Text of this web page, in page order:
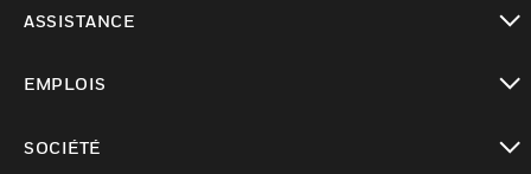
ASSISTANCE
EMPLOIS
SOCIÉTÉ